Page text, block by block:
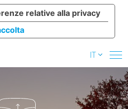
IT
relative alla privacy